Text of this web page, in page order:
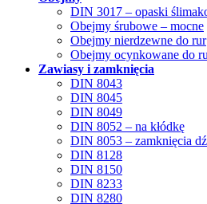
DIN 3017 – opaski
Obejmy śrubowe – mocne
Obejmy nierdzewne do rur
Obejmy ocynkowane do
Zawiasy i zamknięcia
DIN 8043
DIN 8045
DIN 8049
DIN 8052 – na kłódkę
DIN 8053 – zamknięcia
DIN 8128
DIN 8150
DIN 8233
DIN 8280